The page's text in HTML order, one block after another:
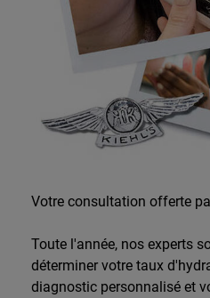
Votre consultation offerte
Toute l'année, nos experts
déterminer votre taux
diagnostic personnalisé et